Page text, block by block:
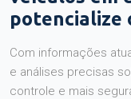
potencialize
Com informações
e análises precisas
controle e mais